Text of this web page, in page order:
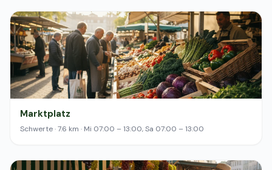
Marktplatz
Schwerte · 7.6 km · Mi 07:00 – 13:00, Sa 07:00 – 13:00